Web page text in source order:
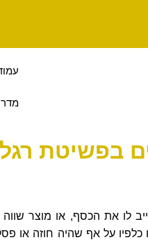
בפשיטת רגל
לו את הכסף, או מוצר שווה
על אף שהיה חוזה או